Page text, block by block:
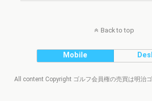
Back to top
Mobile
All content Copyright ゴルフ会員権の売買は明治